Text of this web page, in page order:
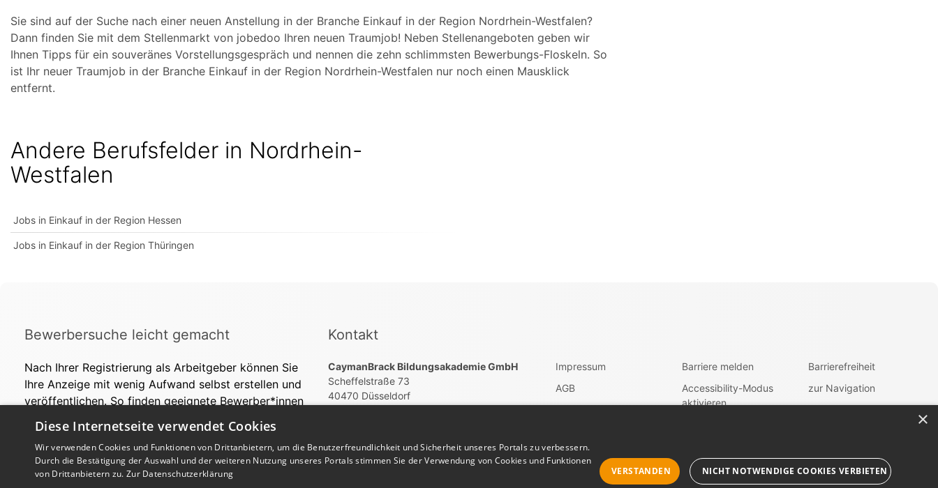
Sie sind auf der Suche nach einer neuen Anstellung in der Branche Einkauf in der Region Nordrhein-Westfalen?
Dann finden Sie mit dem Stellenmarkt von jobedoo Ihren neuen Traumjob! Neben Stellenangeboten geben wir
Ihnen Tipps für ein souveränes Vorstellungsgespräch und nennen die zehn schlimmsten Bewerbungs-Floskeln. So
ist Ihr neuer Traumjob in der Branche Einkauf in der Region Nordrhein-Westfalen nur noch einen Mausklick
entfernt.
Andere Berufsfelder in Nordrhein-
Westfalen
Jobs in Einkauf in der Region Hessen
Jobs in Einkauf in der Region Thüringen
Bewerbersuche leicht gemacht
Nach Ihrer Registrierung als Arbeitgeber können Sie
Ihre Anzeige mit wenig Aufwand selbst erstellen und
veröffentlichen. So finden geeignete Bewerber*innen
Ihr Stellenangebot und Sie passende Kandidat*innen!
Kontakt
CaymanBrack Bildungsakademie GmbH
Scheffelstraße 73
40470 Düsseldorf
Impressum
AGB
Barriere melden
Accessibility-Modus
aktivieren
Barrierefreiheit
zur Navigation
×
Diese Internetseite verwendet Cookies
Wir verwenden Cookies und Funktionen von Drittanbietern, um die Benutzerfreundlichkeit und Sicherheit unseres Portals zu verbessern.
Durch die Bestätigung der Auswahl und der weiteren Nutzung unseres Portals stimmen Sie der Verwendung von Cookies und Funktionen
von Drittanbietern zu. Zur Datenschutzerklärung VERSTANDEN NICHT NOTWENDIGE COOKIES VERBIETEN